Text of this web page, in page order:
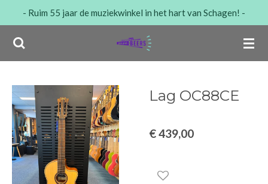
naar
de
- Ruim 55 jaar de muziekwinkel in het hart van Schagen! -
Lag OC88CE
€ 439,00